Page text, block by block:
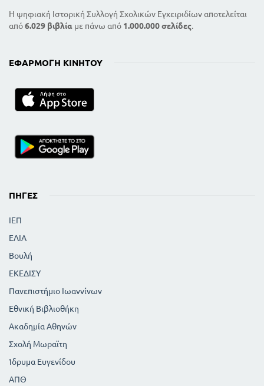
Η ψηφιακή Ιστορική Συλλογή Σχολικών Εγχειριδίων αποτελείται
από6.029 βιβλία με πάνω από 1.000.000 σελίδες.
ΕΦΑΡΜΟΓΉ ΚΙΝΗΤΟΎ
ΠΗΓΈΣ
ΙΕΠ
ΕΛΙΑ
Βουλή
ΕΚΕΔΙΣΥ
Πανεπιστήμιο Ιωαννίνων
Εθνική Βιβλιοθήκη
Ακαδημία Αθηνών
Σχολή Μωραϊτη
Ίδρυμα Ευγενίδου
ΑΠΘ